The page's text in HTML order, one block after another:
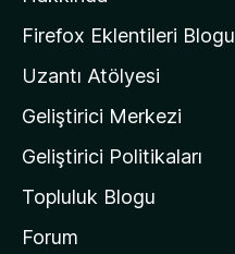
a
n
ı
n
n
a
Firefox Eklentileri Blogu
Uzantı Atölyesi
Geliştirici Merkezi
Geliştirici Politikaları
Topluluk Blogu
Forum